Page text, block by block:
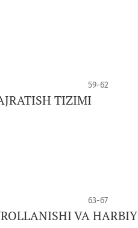
59-62
TIZIMI
63-67
VA HARBIY